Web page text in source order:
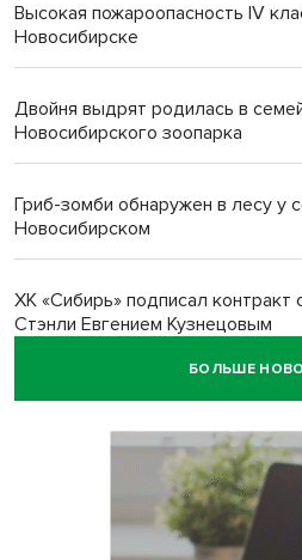
Высокая пожароопасность IV
Новосибирске
Двойня выдрят родилась в
Новосибирского зоопарка
Гриб-зомби обнаружен в лесу у
Новосибирском
ХК «Сибирь» подписал контракт
Стэнли Евгением Кузнецовым
БОЛЬШЕ